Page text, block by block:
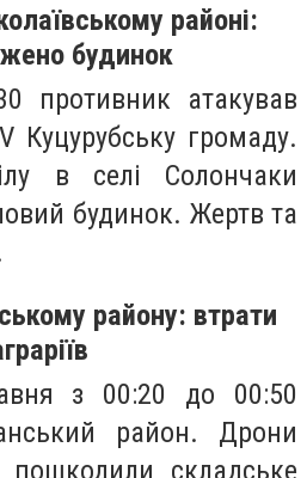
районі:
будинок
противник атакував
Куцурубську громаду.
в селі Солончаки
будинок. Жертв та
району: втрати
з 00:20 до 00:50
район. Дрони
пошкодили складське